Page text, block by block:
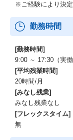
※ご経験により決定
勤務時間
[勤務時間]
9:00 ～ 17:30（実
[平均残業時間]
20時間/月
[みなし残業]
みなし残業なし
[フレックスタイム]
無